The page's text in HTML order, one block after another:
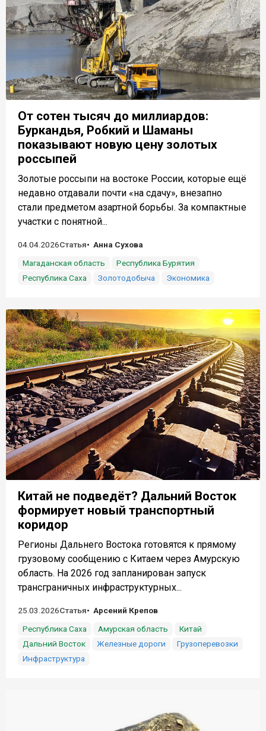
От сотен тысяч до миллиардов:
Буркандья, Робкий и Шаманы
показывают новую цену золотых
россыпей
Золотые россыпи на востоке России, которые ещё
недавно отдавали почти «на сдачу», внезапно
стали предметом азартной борьбы. За компактные
участки с понятной...
04.04.2026Статья
Анна Сухова
Магаданская область
Республика Бурятия
Республика Саха
Золотодобыча Экономика
Китай не подведёт? Дальний Восток
формирует новый транспортный
коридор
Регионы Дальнего Востока готовятся к прямому
грузовому сообщению с Китаем через Амурскую
область. На 2026 год запланирован запуск
трансграничных инфраструктурных...
25.03.2026Статья
Арсений Крепов
Республика Саха
Амурская область
Китай
Дальний Восток
Железные дороги
Грузоперевозки
Инфраструктура